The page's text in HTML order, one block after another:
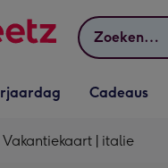
Zoeken
openen
Vervolgkeuzelijst
Cadeaus openen
Cadeaus
| italie